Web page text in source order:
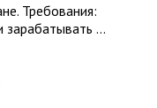
Требования:
зарабатывать ...